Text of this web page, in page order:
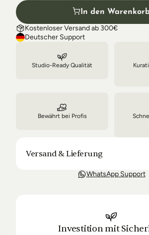
In den
Kostenloser Versand ab 300€
Deutscher Support
Studio-Ready Qualität
Bewährt bei Profis
Versand & Lieferung
Unsere Lieferung ist in der Regel in 3-
Lieferung unter Umständen um einige
verzögern.
WhatsApp Support
Investition mit